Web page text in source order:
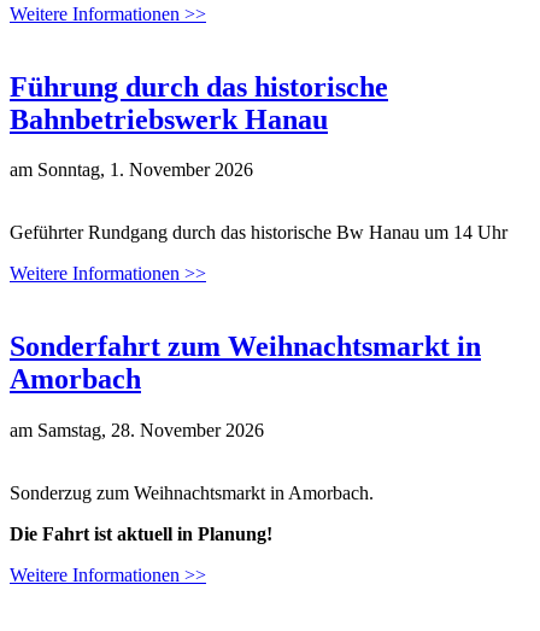
Weitere Informationen >>
Führung durch das historische
Bahnbetriebswerk Hanau
am Sonntag, 1. November 2026
Geführter Rundgang durch das historische Bw Hanau um 14 Uhr
Weitere Informationen >>
Sonderfahrt zum Weihnachtsmarkt in
Amorbach
am Samstag, 28. November 2026
Sonderzug zum Weihnachtsmarkt in Amorbach.
Die Fahrt ist aktuell in Planung!
Weitere Informationen >>